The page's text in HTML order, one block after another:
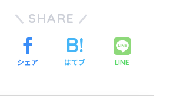
SHARE
シェア はてブ LINE